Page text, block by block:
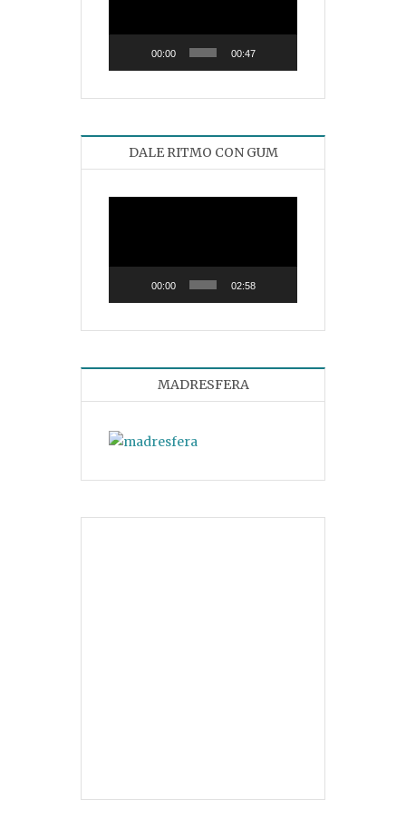
00:00 00:47
DALE RITMO CON GUM
00:00 02:58
MADRESFERA